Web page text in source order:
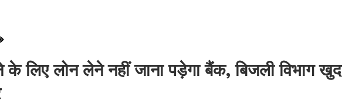
लिए लोन लेने नहीं जाना पड़ेगा बैंक, बिजली विभाग खुद